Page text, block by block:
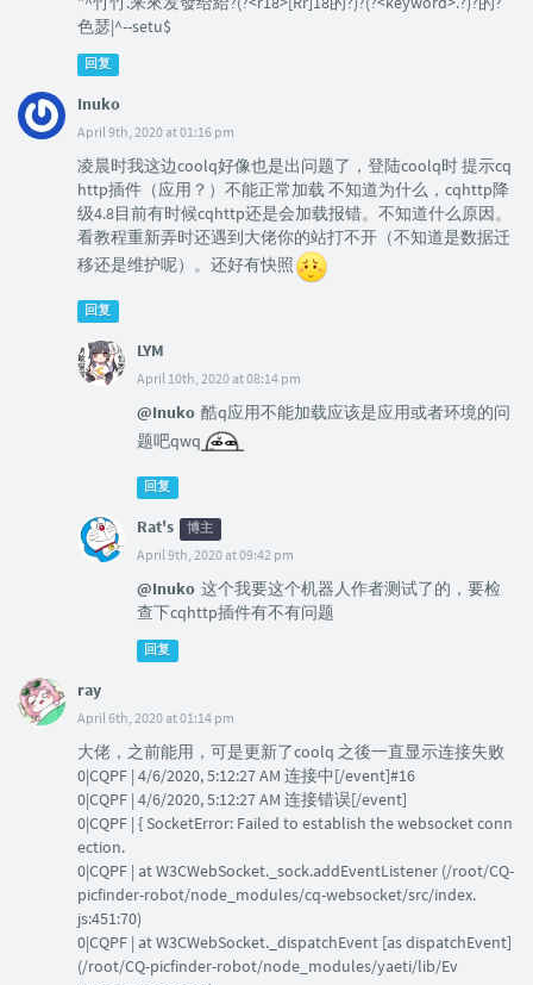
色瑟|^--setu$
回复
Inuko
April 9th, 2020 at 01:16 pm
凌晨时我这边coolq好像也是出问题了，登陆coolq时 提示cq
http插件（应用？）不能正常加载 不知道为什么，cqhttp降
级4.8目前有时候cqhttp还是会加载报错。不知道什么原因。
看教程重新弄时还遇到大佬你的站打不开（不知道是数据迁
移还是维护呢）。还好有快照
回复
LYM
April 10th, 2020 at 08:14 pm
@Inuko 酷q应用不能加载应该是应用或者环境的问
题吧qwq
回复
Rat's 博主
April 9th, 2020 at 09:42 pm
@Inuko 这个我要这个机器人作者测试了的，要检
查下cqhttp插件有不有问题
回复
ray
April 6th, 2020 at 01:14 pm
大佬，之前能用，可是更新了coolq 之後一直显示连接失败
0|CQPF | 4/6/2020, 5:12:27 AM 连接中[/event]#16
0|CQPF | 4/6/2020, 5:12:27 AM 连接错误[/event]
0|CQPF | { SocketError: Failed to establish the websocket conn
ection.
0|CQPF | at W3CWebSocket._sock.addEventListener (/root/CQ-
picfinder-robot/node_modules/cq-websocket/src/index.
js:451:70)
0|CQPF | at W3CWebSocket._dispatchEvent [as dispatchEvent]
(/root/CQ-picfinder-robot/node_modules/yaeti/lib/Ev